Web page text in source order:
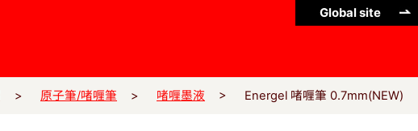
Global site
原子筆/啫喱筆 啫喱墨液 Energel 啫喱筆 0.7mm(NEW)